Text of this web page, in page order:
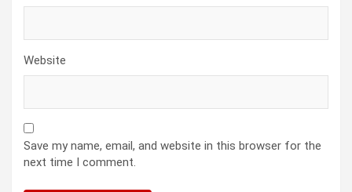
Website
Save my name, email, and website in this browser for the
next time I comment.